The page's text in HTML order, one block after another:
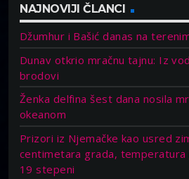
NAJNOVIJI ČLANCI
Džumhur i Bašić danas na
Dunav otkrio mračnu tajnu: Iz
brodovi
Ženka delfina šest dana nosila
okeanom
Prizori iz Njemačke kao usred
centimetara grada, temperatura
19 stepeni